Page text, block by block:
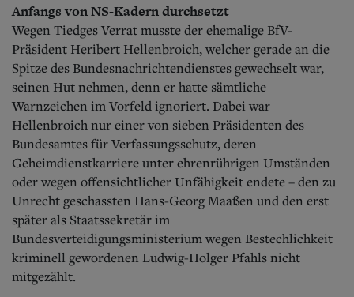
Anfangs von NS-Kadern durchsetzt
Wegen Tiedges Verrat musste der ehemalige BfV-
Präsident Heribert Hellenbroich, welcher gerade an die
Spitze des Bundesnachrichtendienstes gewechselt war,
seinen Hut nehmen, denn er hatte sämtliche
Warnzeichen im Vorfeld ignoriert. Dabei war
Hellenbroich nur einer von sieben Präsidenten des
Bundesamtes für Verfassungsschutz, deren
Geheimdienstkarriere unter ehrenrührigen Umständen
oder wegen offensichtlicher Unfähigkeit endete – den zu
Unrecht geschassten Hans-Georg Maaßen und den erst
später als Staatssekretär im
Bundesverteidigungsministerium wegen Bestechlichkeit
kriminell gewordenen Ludwig-Holger Pfahls nicht
mitgezählt.